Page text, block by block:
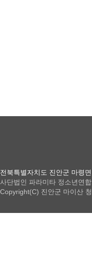
전북특별자치도 진안군 마령
사단법인 파라미타 정소년연
Copyright(C) 진안군 마이산